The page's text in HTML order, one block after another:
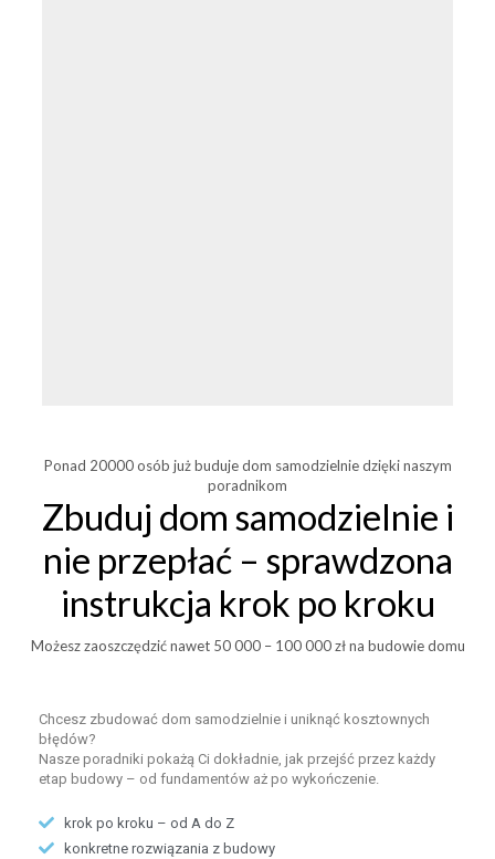
Ponad 20000 osób już buduje dom samodzielnie dzięki naszym
poradnikom
Zbuduj dom samodzielnie i
nie przepłać – sprawdzona
instrukcja krok po kroku
Możesz zaoszczędzić nawet 50 000 – 100 000 zł na budowie domu
Chcesz zbudować dom samodzielnie i uniknąć kosztownych
błędów?
Nasze poradniki pokażą Ci dokładnie, jak przejść przez każdy
etap budowy – od fundamentów aż po wykończenie.
krok po kroku – od A do Z
konkretne rozwiązania z budowy